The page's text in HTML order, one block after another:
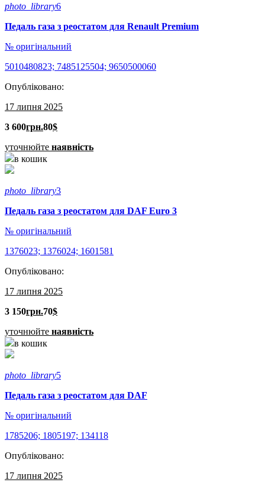
photo_library6
Педаль газа з реостатом для Renault Premium
№ оригінальний
5010480823; 7485125504; 9650500060
Опубліковано:
17 липня 2025
3 600грн.80$
уточнюйте наявність
в кошик
photo_library3
Педаль газа з реостатом для DAF Euro 3
№ оригінальний
1376023; 1376024; 1601581
Опубліковано:
17 липня 2025
3 150грн.70$
уточнюйте наявність
в кошик
photo_library5
Педаль газа з реостатом для DAF
№ оригінальний
1785206; 1805197; 134118
Опубліковано:
17 липня 2025